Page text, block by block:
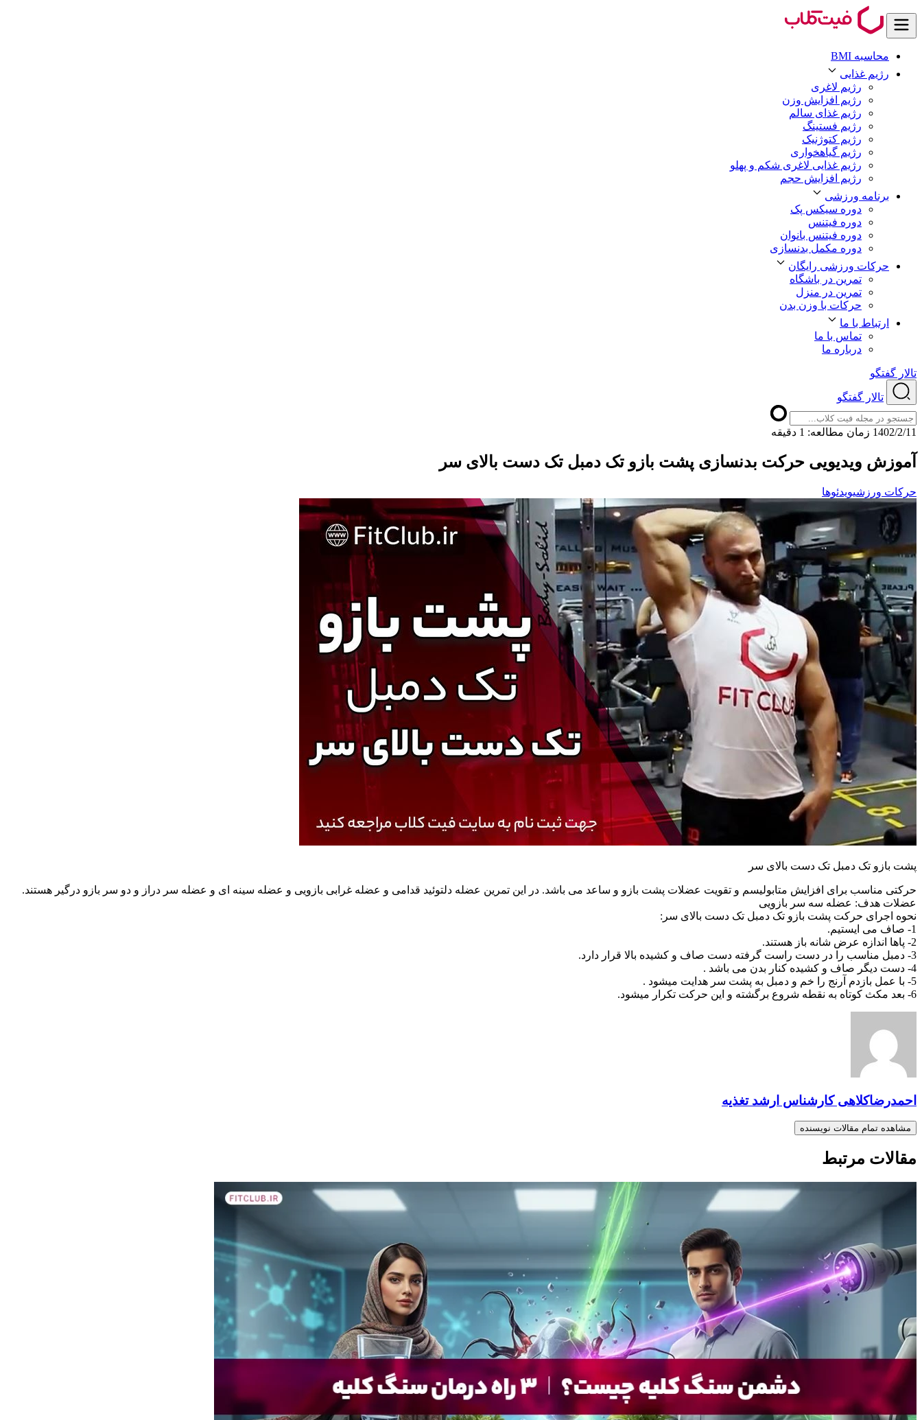
محاسبه BMI
رژیم غذایی
رژیم لاغری
رژیم افزایش وزن
رژیم غذای سالم
رژیم فستینگ
رژیم کتوژنیک
رژیم گیاهخواری
رژیم غذایی لاغری شکم و پهلو
رژیم افزایش حجم
برنامه ورزشی
دوره سیکس پک
دوره فیتنس
دوره فیتنس بانوان
دوره مکمل بدنسازی
حرکات ورزشی رایگان
تمرین در باشگاه
تمرین در منزل
حرکات با وزن بدن
ارتباط با ما
تماس با ما
درباره ما
تالار گفتگو
تالار گفتگو
1402/2/11 ﺯﻣﺎﻥ ﻣﻄﺎﻟﻌﻪ: 1 دقیقه
آموزش ویدیویی حرکت بدنسازی پشت بازو تک دمبل تک دست بالای سر
حرکات ورزشیویدئوها
پشت بازو تک دمبل تک دست بالای سر
حرکتی مناسب برای افزایش متابولیسم و تقویت عضلات پشت بازو و ساعد می باشد. در این تمرین عضله دلتوئید قدامی و عضله غرابی بازویی و عضله سینه ای و عضله سر دراز و دو سر بازو درگیر هستند.
عضلات هدف: عضله سه سر بازویی
نحوه اجرای حرکت پشت بازو تک دمبل تک دست بالای سر:
1- صاف می ایستیم.
2- پاها اندازه عرض شانه باز هستند.
3- دمبل مناسب را در دست راست گرفته دست صاف و کشیده بالا قرار دارد.
4- دست دیگر صاف و کشیده کنار بدن می باشد .
5- با عمل بازدم آرنج را خم و دمبل به پشت سر هدایت میشود .
6- بعد مکث کوتاه به نقطه شروع برگشته و این حرکت تکرار میشود.
احمدرضاکلاهی کارشناس ارشد تغذیه
مشاهده تمام مقالات نویسنده
مقالات مرتبط